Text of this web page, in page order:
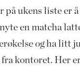
på ukens liste er
en matcha
og ha litt
kontoret. Her